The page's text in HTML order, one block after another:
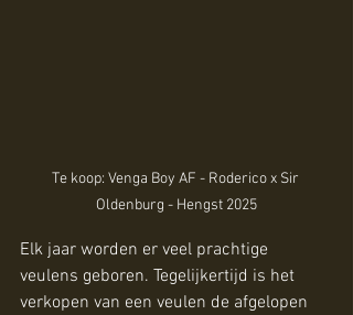
Te koop: Venga Boy AF - Roderico x Sir
Oldenburg - Hengst 2025
Elk jaar worden er veel prachtige
veulens geboren. Tegelijkertijd is het
verkopen van een veulen de afgelopen